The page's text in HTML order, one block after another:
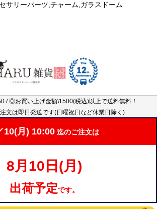
サリーパーツ,チャーム,ガラスドーム
/ ◎お買い上げ金額\1500(税込)以上で送料無料！
文は即日発送です(日曜祝日など休業日除く)